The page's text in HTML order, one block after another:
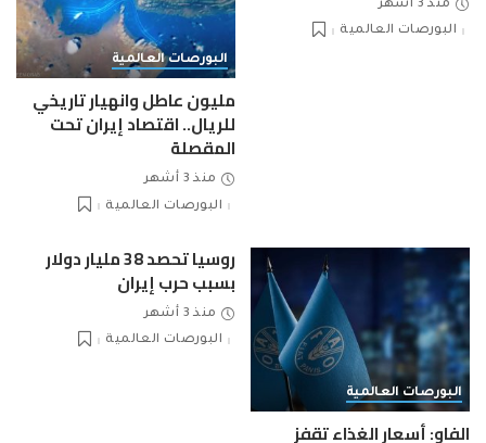
منذ 3 أشهر
البورصات العالمية
البورصات العالمية
مليون عاطل وانهيار تاريخي
للريال.. اقتصاد إيران تحت
المقصلة
منذ 3 أشهر
البورصات العالمية
البورصات العالمية
الفاو: أسعار الغذاء تقفز
روسيا تحصد 38 مليار دولار
بسبب حرب إيران
منذ 3 أشهر
البورصات العالمية